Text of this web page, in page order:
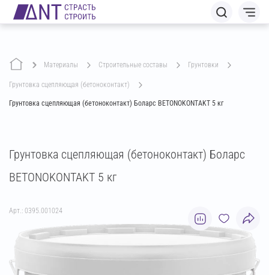
Материалы строительные составы грунтовки
грунтовка сцепляющая (бетоноконтакт)
Грунтовка сцепляющая (бетоноконтакт) Боларс BETONOKONTAKT 5 кг
Грунтовка сцепляющая (бетоноконтакт) Боларс
BETONOKONTAKT 5 кг
Арт.: 0395.001024